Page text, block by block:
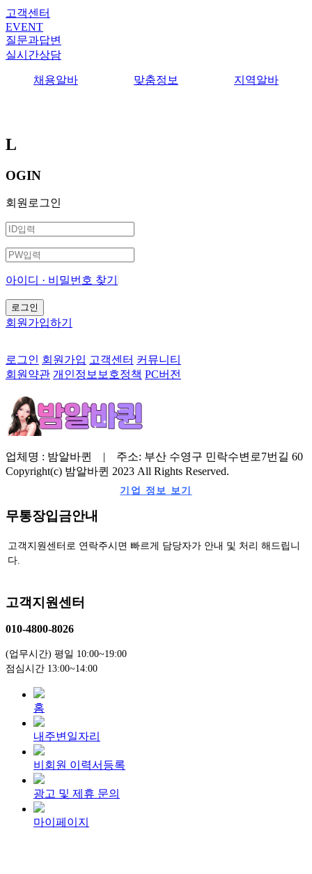
고객센터
EVENT
질문과답변
실시간상담
채용알바 맞춤정보 지역알바
L
OGIN
회원로그인
아이디 · 비밀번호 찾기
회원가입하기
로그인 회원가입 고객센터 커뮤니티
회원약관 개인정보보호정책 PC버전
업체명 : 밤알바퀸 | 주소: 부산 수영구 민락수변로7번길 60
Copyright(c) 밤알바퀸 2023 All Rights Reserved.
기업 정보 보기
무통장입금안내
고객지원센터로 연락주시면 빠르게 담당자가 안내 및 처리 해드립니
다.
고객지원센터
010-4800-8026
(업무시간) 평일 10:00~19:00
점심시간 13:00~14:00
홈
내주변일자리
비회원 이력서등록
광고 및 제휴 문의
마이페이지